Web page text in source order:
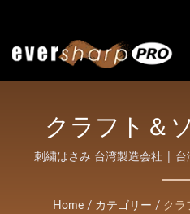
クラフト＆
サミ |
Company |
刺繍はさみ 台湾製造会社 | 台
メーカー | Eversharp Pro
Home / カテゴリー / クラ